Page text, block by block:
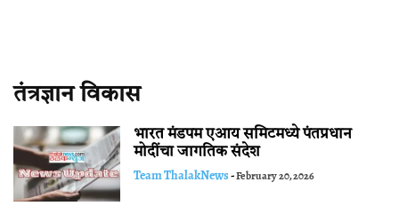
तंत्रज्ञान विकास
भारत मंडपम एआय समिटमध्ये पंतप्रधान
मोदींचा जागतिक संदेश
Team ThalakNews-February 20, 2026